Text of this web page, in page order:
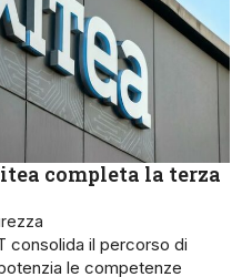
completa la terza
consolida il percorso di
le competenze